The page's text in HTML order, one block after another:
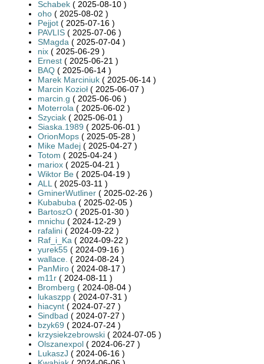
Schabek ( 2025-08-10 )
oho ( 2025-08-02 )
Pejjot ( 2025-07-16 )
PAVLIS ( 2025-07-06 )
SMagda ( 2025-07-04 )
nix ( 2025-06-29 )
Ernest ( 2025-06-21 )
BAQ ( 2025-06-14 )
Marek Marciniuk ( 2025-06-14 )
Marcin Kozioł ( 2025-06-07 )
marcin.g ( 2025-06-06 )
Moterrola ( 2025-06-02 )
Szyciak ( 2025-06-01 )
Siaska.1989 ( 2025-06-01 )
OrionMops ( 2025-05-28 )
Mike Madej ( 2025-04-27 )
Totom ( 2025-04-24 )
mariox ( 2025-04-21 )
Wiktor Be ( 2025-04-19 )
ALL ( 2025-03-11 )
GminerWutliner ( 2025-02-26 )
Kubabuba ( 2025-02-05 )
BartoszO ( 2025-01-30 )
mnichu ( 2024-12-29 )
rafalini ( 2024-09-22 )
Raf_i_Ka ( 2024-09-22 )
yurek55 ( 2024-09-16 )
wallace. ( 2024-08-24 )
PanMiro ( 2024-08-17 )
m11r ( 2024-08-11 )
Bromberg ( 2024-08-04 )
lukaszpp ( 2024-07-31 )
hiacynt ( 2024-07-27 )
Sindbad ( 2024-07-27 )
bzyk69 ( 2024-07-24 )
krzysiekzebrowski ( 2024-07-05 )
Olszanexpol ( 2024-06-27 )
LukaszJ ( 2024-06-16 )